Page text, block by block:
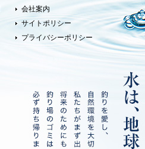
会社案内
サイトポリシー
プライバシーポリシー